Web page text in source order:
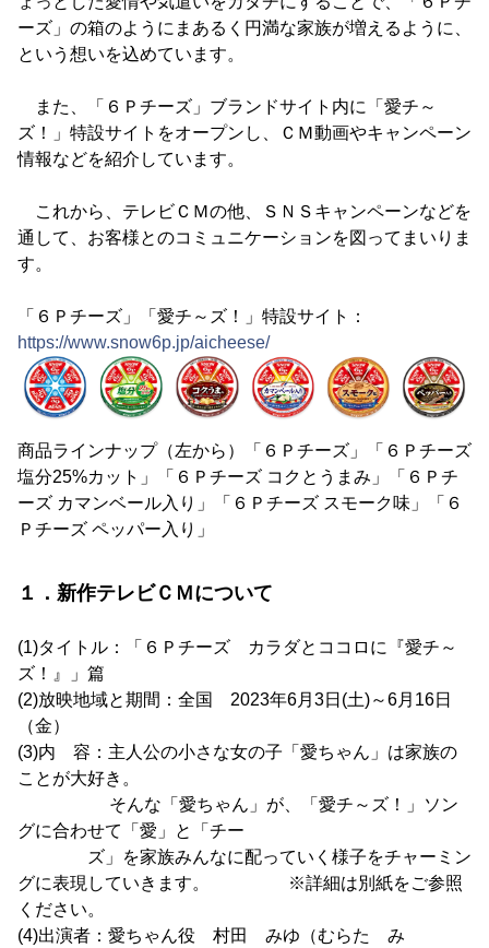
ーズ」の箱のようにまあるく円満な家族が増えるように、
という想いを込めています。
また、「６Ｐチーズ」ブランドサイト内に「愛チ～
ズ！」特設サイトをオープンし、ＣＭ動画やキャンペーン
情報などを紹介しています。
これから、テレビＣＭの他、ＳＮＳキャンペーンなどを
通して、お客様とのコミュニケーションを図ってまいりま
す。
「６Ｐチーズ」「愛チ～ズ！」特設サイト：
https://www.snow6p.jp/aicheese/
商品ラインナップ（左から）「６Ｐチーズ」「６Ｐチーズ
塩分25%カット」「６Ｐチーズ コクとうまみ」「６Ｐチ
ーズ カマンベール入り」「６Ｐチーズ スモーク味」「６
Ｐチーズ ペッパー入り」
１．新作テレビＣＭについて
(1)タイトル：「６Ｐチーズ カラダとココロに『愛チ～
ズ！』」篇
(2)放映地域と期間：全国 2023年6月3日(土)～6月16日
（金）
(3)内 容：主人公の小さな女の子「愛ちゃん」は家族の
ことが大好き。
そんな「愛ちゃん」が、「愛チ～ズ！」ソン
グに合わせて「愛」と「チー
ズ」を家族みんなに配っていく様子をチャーミン
グに表現していきます。 ※詳細は別紙をご参照
ください。
(4)出演者：愛ちゃん役 村田 みゆ（むらた み